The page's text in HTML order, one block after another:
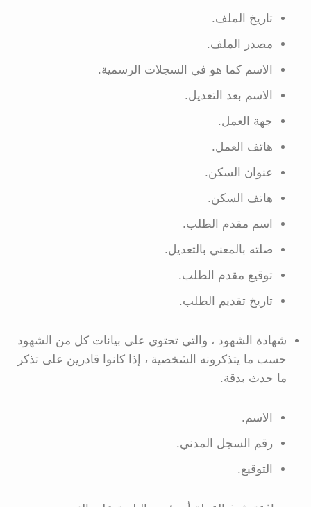
تاريخ الملف.
مصدر الملف.
الاسم كما هو في السجلات الرسمية.
الاسم بعد التعديل.
جهة العمل.
هاتف العمل.
عنوان السكن.
هاتف السكن.
اسم مقدم الطلب.
صلته بالمعني بالتعديل.
توقيع مقدم الطلب.
تاريخ تقديم الطلب.
شهادة الشهود ، والتي تحتوي على بيانات كل من الشهود
حسب ما يتذكرونه الشخصية ، إذا كانوا قادرين على تذكر
ما حدث بدقة.
الاسم.
رقم السجل المدني.
التوقيع.